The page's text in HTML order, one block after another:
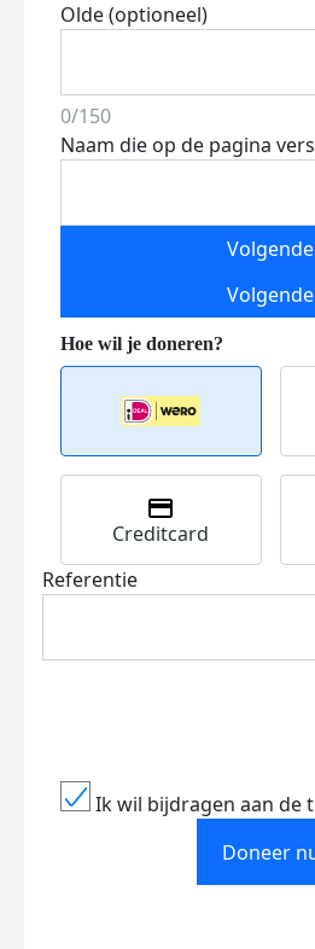
Olde (optioneel)
0/150
Naam die op de pagina
Volgende
Volgende
Creditcard
Referentie
Ik wil bijdragen aan de
Doneer